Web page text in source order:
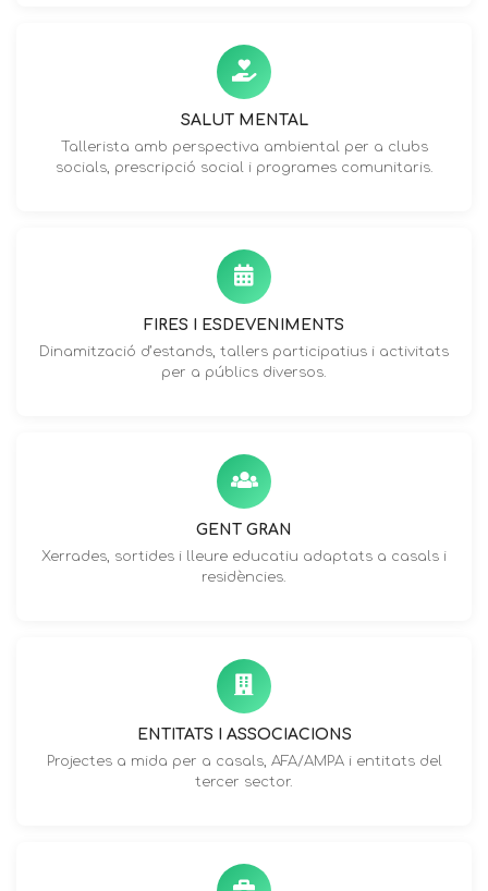
SALUT MENTAL
Tallerista amb perspectiva ambiental per a clubs
socials, prescripció social i programes comunitaris.
FIRES I ESDEVENIMENTS
Dinamització d’estands, tallers participatius i activitats
per a públics diversos.
GENT GRAN
Xerrades, sortides i lleure educatiu adaptats a casals i
residències.
ENTITATS I ASSOCIACIONS
Projectes a mida per a casals, AFA/AMPA i entitats del
tercer sector.